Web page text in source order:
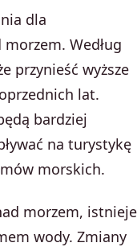
dla
Według
przynieść wyższe
lat.
bardziej
na turystykę
morskich.
morzem, istnieje
wody. Zmiany